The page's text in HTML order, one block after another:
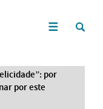
por
por este